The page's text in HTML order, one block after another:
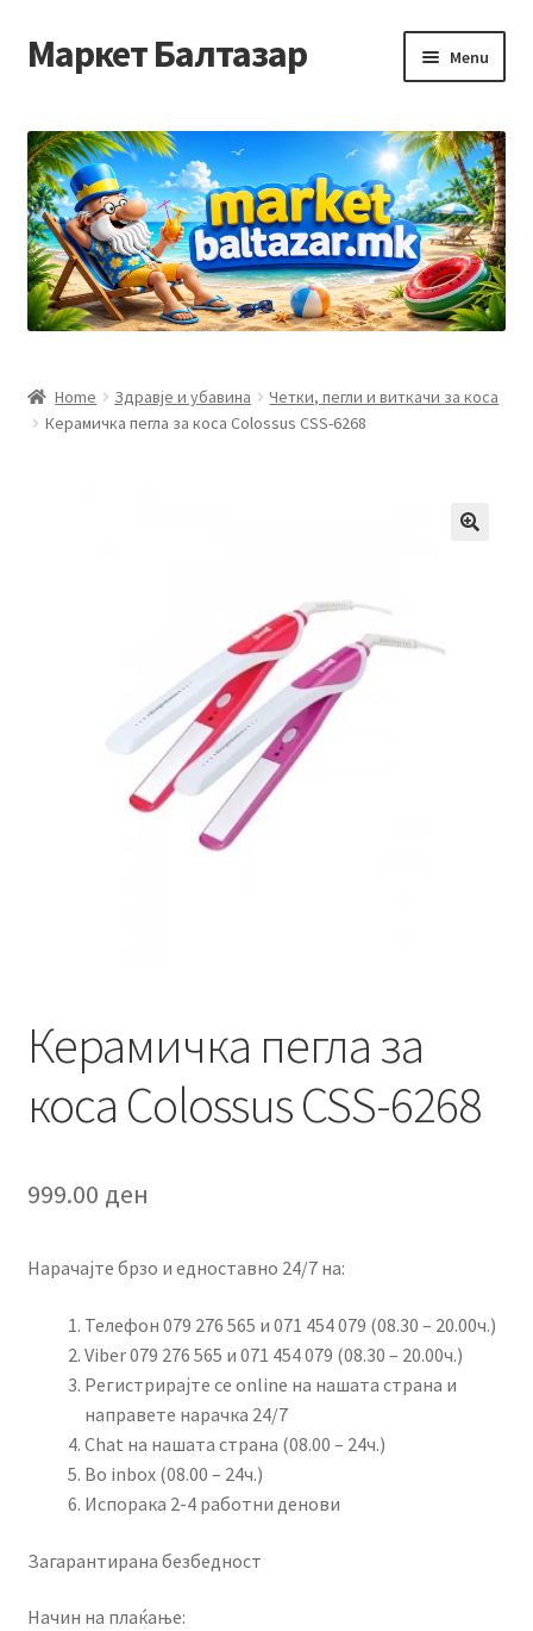
Skip
to
Skip
to
Маркет Балтазар Menu
Checkout
Homepage
Privacy Policy
Контакт
Рекламации и замена на производ
Сите производи
Услови за користење
Home Здравје и убавина
Четки, пегли и виткачи за коса
Керамичка пегла за коса Colossus CSS-6268
Керамичка пегла за
коса Colossus CSS-6268
999.00 ден
Нарачајте брзо и едноставно 24/7 на:
Телефон 079 276 565 и 071 454 079 (08.30 – 20.00ч.)
Viber 079 276 565 и 071 454 079 (08.30 – 20.00ч.)
Регистрирајте се online на нашата страна и
направете нарачка 24/7
Chat на нашата страна (08.00 – 24ч.)
Во inbox (08.00 – 24ч.)
Испорака 2-4 работни денови
Загарантирана безбедност
Начин на плаќање: